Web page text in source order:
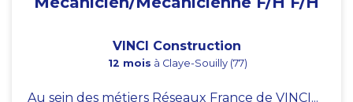
VINCI Construction
12 mois à Claye-Souilly (77)
Au sein des métiers Réseaux France de VINCI...